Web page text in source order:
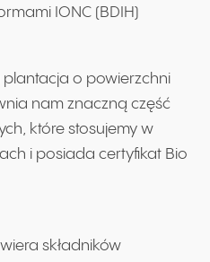
IONC (BDIH)
o powierzchni
nam znaczną część
które stosujemy w
i posiada certyfikat Bio
składników